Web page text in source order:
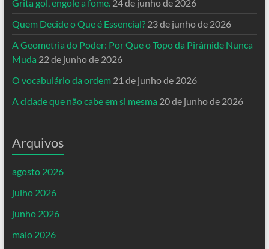
Grita gol, engole a fome. 24 de junho de 2026
Quem Decide o Que é Essencial? 23 de junho de 2026
A Geometria do Poder: Por Que o Topo da Pirâmide Nunca
Muda 22 de junho de 2026
O vocabulário da ordem 21 de junho de 2026
A cidade que não cabe em si mesma 20 de junho de 2026
Arquivos
agosto 2026
julho 2026
junho 2026
maio 2026